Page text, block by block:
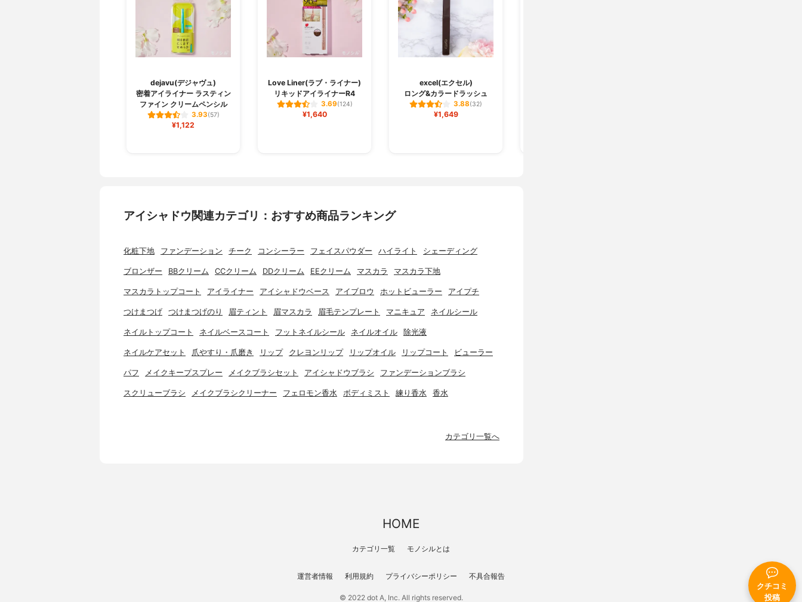
クチコミ
投稿
dejavu(デジャヴュ)
密着アイライナー ラスティン
ファイン クリームペンシル
3.93(57)
¥1,122
Love Liner(ラブ・ライナー)
リキッドアイライナーR4
3.69(124)
¥1,640
excel(エクセル)
ロング&カラードラッシュ
3.88(32)
¥1,649
アイシャドウ関連カテゴリ：おすすめ商品ランキング
化粧下地 ファンデーション チーク コンシーラー フェイスパウダー ハイライト シェーディング
ブロンザー BBクリーム CCクリーム DDクリーム EEクリーム マスカラ マスカラ下地
マスカラトップコート アイライナー アイシャドウベース アイブロウ ホットビューラー アイプチ
つけまつげ つけまつげのり 眉ティント 眉マスカラ 眉毛テンプレート マニキュア ネイルシール
ネイルトップコート ネイルベースコート フットネイルシール ネイルオイル 除光液
ネイルケアセット 爪やすり・爪磨き リップ クレヨンリップ リップオイル リップコート ビューラー
パフ メイクキープスプレー メイクブラシセット アイシャドウブラシ ファンデーションブラシ
スクリューブラシ メイクブラシクリーナー フェロモン香水 ボディミスト 練り香水 香水
カテゴリ一覧へ
HOME
カテゴリ一覧 モノシルとは
運営者情報 利用規約 プライバシーポリシー 不具合報告
© 2022 dot A, Inc. All rights reserved.